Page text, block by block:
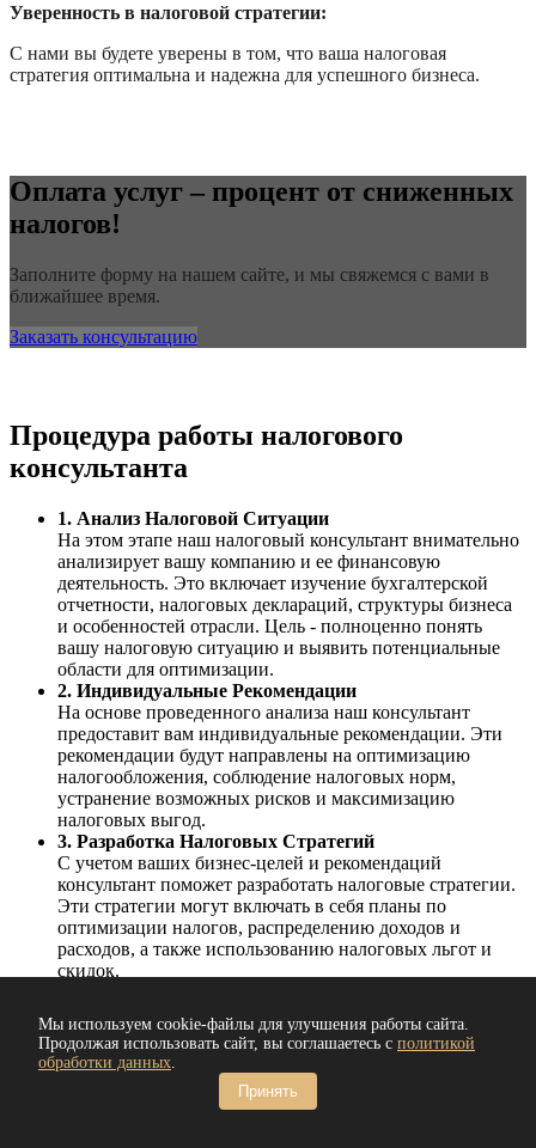
Уверенность в налоговой стратегии:
С нами вы будете уверены в том, что ваша налоговая
стратегия оптимальна и надежна для успешного бизнеса.
Оплата услуг – процент от сниженных
налогов!
Заполните форму на нашем сайте, и мы свяжемся с вами в
ближайшее время.
Заказать консультацию
Процедура работы налогового
консультанта
1. Анализ Налоговой Ситуации
На этом этапе наш налоговый консультант внимательно
анализирует вашу компанию и ее финансовую
деятельность. Это включает изучение бухгалтерской
отчетности, налоговых деклараций, структуры бизнеса
и особенностей отрасли. Цель - полноценно понять
вашу налоговую ситуацию и выявить потенциальные
области для оптимизации.
2. Индивидуальные Рекомендации
На основе проведенного анализа наш консультант
предоставит вам индивидуальные рекомендации. Эти
рекомендации будут направлены на оптимизацию
налогообложения, соблюдение налоговых норм,
устранение возможных рисков и максимизацию
налоговых выгод.
3. Разработка Налоговых Стратегий
С учетом ваших бизнес-целей и рекомендаций
консультант поможет разработать налоговые стратегии.
Эти стратегии могут включать в себя планы по
оптимизации налогов, распределению доходов и
расходов, а также использованию налоговых льгот и
скидок.
Подготовка необходимой налоговой документации -
важный шаг для обеспечения соблюдения налоговых
обязательств. Консультант поможет вам подготовить
декларации, отчеты и другие документы, которые
требуются органам налоговой службы.
Мы используем cookie-файлы для улучшения работы сайта.
Продолжая использовать сайт, вы соглашаетесь с политикой
обработки данных.
Принять